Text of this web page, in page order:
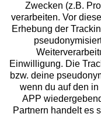
Beratung
Über uns
Rechtliches
Zwecken (z.B.
verarbeiten. Vor
Erhebung der
Einwilligung. Die
bzw. deine
wenn du auf den
APP
Partnern handelt es